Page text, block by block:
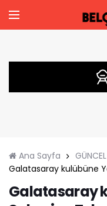
Ana Sayfa
GÜNCEL
Galatasaray kulübüne
Galatasaray